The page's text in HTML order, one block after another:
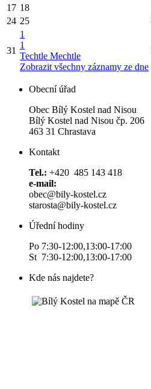
17 18
24 25
31
1
1
Techtle Mechtle
Zobrazit všechny záznamy ze dne
Obecní úřad
Obec Bílý Kostel nad Nisou
Bílý Kostel nad Nisou čp. 206
463 31 Chrastava
Kontakt
Tel.: +420 485 143 418
e-mail:
obec@bily-kostel.cz
starosta@bily-kostel.cz
Úřední hodiny
Po 7:30-12:00,13:00-17:00
St 7:30-12:00,13:00-17:00
Kde nás najdete?